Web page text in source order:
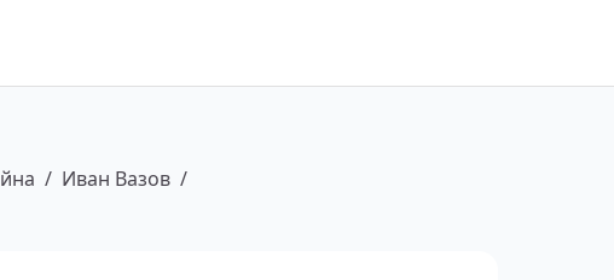
/ Иван Вазов /